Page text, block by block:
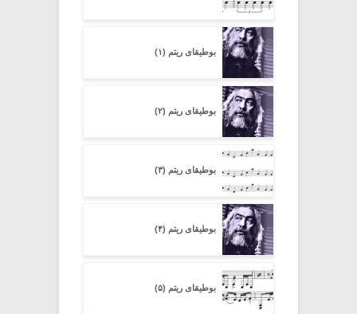
بوطیقای ریتم (۱)
بوطیقای ریتم (۲)
بوطیقای ریتم (۳)
بوطیقای ریتم (۴)
بوطیقای ریتم (۵)